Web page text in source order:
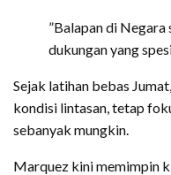
”Balapan di
dukungan yang
Sejak latihan bebas
kondisi lintasan, tetap
sebanyak mungkin.
Marquez kini memimpin